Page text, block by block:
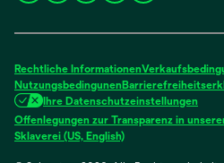
neuen
Registerkarte
geöffnet
neuen
Registerkarte
geöffnet
neuen
Registerkarte
geöffnet
neuen
Registerkarte
geöffnet
neuen
geöffnet
Rechtliche Informationen
Nutzungsbedingunen
Ihre Datenschutzeinstellungen
Offenlegungen zur Transparenz in
Sklaverei (US, English)wird